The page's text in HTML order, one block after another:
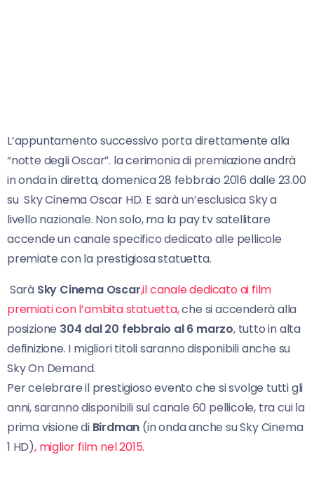
L’appuntamento successivo porta direttamente alla
“notte degli Oscar”. la cerimonia di premiazione andrà
in onda in diretta, domenica 28 febbraio 2016 dalle 23.00
su Sky Cinema Oscar HD. E sarà un’esclusica Sky a
livello nazionale. Non solo, ma la pay tv satellitare
accende un canale specifico dedicato alle pellicole
premiate con la prestigiosa statuetta.
Sarà Sky Cinema Oscar,il canale dedicato ai film
premiati con l’ambita statuetta,che si accenderà alla
posizione 304 dal 20 febbraio al 6 marzo, tutto in alta
definizione. I migliori titoli saranno disponibili anche su
Sky On Demand.
Per celebrare il prestigioso evento che si svolge tutti gli
anni, saranno disponibili sul canale 60 pellicole, tra cui la
prima visione diBirdman (in onda anche su Sky Cinema
1 HD), miglior film nel 2015.